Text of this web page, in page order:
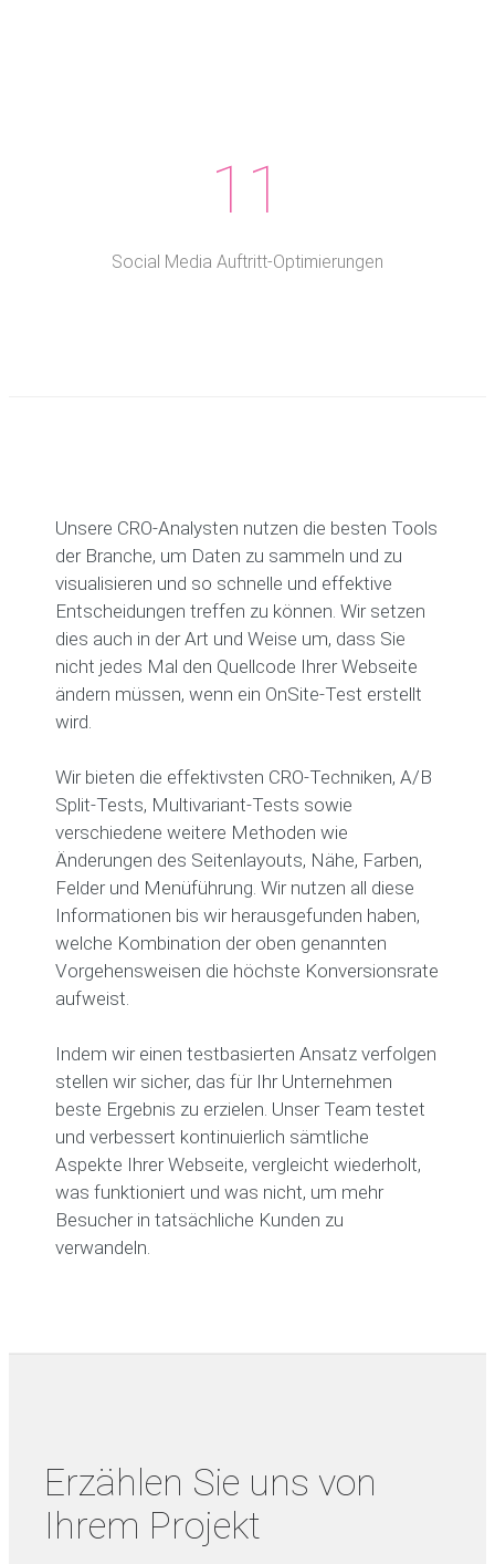
11
Social Media Auftritt-Optimierungen
Unsere CRO-Analysten nutzen die besten Tools
der Branche, um Daten zu sammeln und zu
visualisieren und so schnelle und effektive
Entscheidungen treffen zu können. Wir setzen
dies auch in der Art und Weise um, dass Sie
nicht jedes Mal den Quellcode Ihrer Webseite
ändern müssen, wenn ein OnSite-Test erstellt
wird.
Wir bieten die effektivsten CRO-Techniken, A/B
Split-Tests, Multivariant-Tests sowie
verschiedene weitere Methoden wie
Änderungen des Seitenlayouts, Nähe, Farben,
Felder und Menüführung. Wir nutzen all diese
Informationen bis wir herausgefunden haben,
welche Kombination der oben genannten
Vorgehensweisen die höchste Konversionsrate
aufweist.
Indem wir einen testbasierten Ansatz verfolgen
stellen wir sicher, das für Ihr Unternehmen
beste Ergebnis zu erzielen. Unser Team testet
und verbessert kontinuierlich sämtliche
Aspekte Ihrer Webseite, vergleicht wiederholt,
was funktioniert und was nicht, um mehr
Besucher in tatsächliche Kunden zu
verwandeln.
Erzählen Sie uns von
Ihrem Projekt